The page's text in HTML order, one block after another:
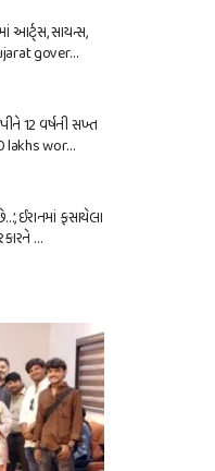
આર્ટ્સ, સાયન્સ,
gover…
12 વર્ષની સખ્ત
lakhs wor…
ઈરાનમાં ફસાયેલા
…